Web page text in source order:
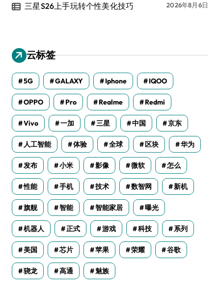
三星S26上手玩转个性美化技巧 2026年8月6日
云标签
5G GALAXY Iphone IQOO
OPPO Pro Realme Redmi
Vivo 一加 三星 中国 京东
人工智能 体验 全球 区块 华为
发布 小米 影像 微软 怎么
性能 手机 技术 数智网 新机
旗舰 智能 智能家居 曝光
机器人 正式 游戏 科技 系列
美国 芯片 苹果 荣耀 谷歌
骁龙 高通 魅族